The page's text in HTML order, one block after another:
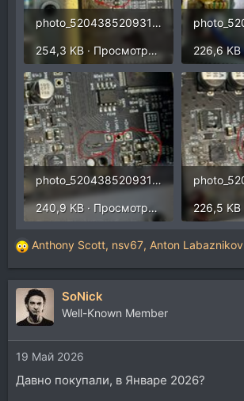
photo_5204385209313334101_y.jpg
254,3 KB · Просмотры: 91
photo_5204385209313334100_y.jpg
240,9 KB · Просмотры: 85
Р
е
а
и
и
:
Anthony Scott, nsv67, Anton Labaznikov
SoNick
Well-Known Member
19 Май 2026
Давно покупали, в Январе 2026?